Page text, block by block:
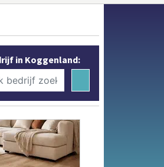
in Koggenland: